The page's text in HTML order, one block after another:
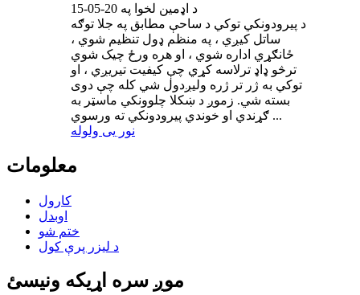
د اډمین لخوا په 20-05-15
د پیرودونکي توکي د ساحې مطابق په جلا توګه
ساتل کیږي ، په منظم ډول تنظیم شوي ،
ځانګړي اداره شوي ، او هره ورځ چیک شوي
ترڅو ډاډ ترلاسه کړي چې کیفیت تیریږي ، او
توکي به ژر تر ژره ولیږدول شي کله چې دوی
بسته شي. زموږ د ښکلا چلوونکي ماسټر به
ګړندي او خوندي پیرودونکي ته ورسوي ...
نور یی ولوله
معلومات
کارول
اوبدل
ختم شو
د لیزر پرې کول
موږ سره اړیکه ونیسئ